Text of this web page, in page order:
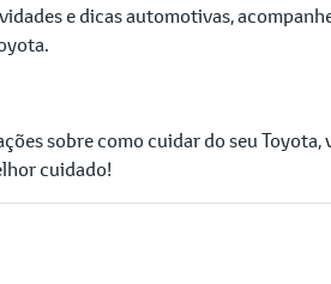
e dicas automotivas,
sobre como cuidar do seu Toyota,
cuidado!